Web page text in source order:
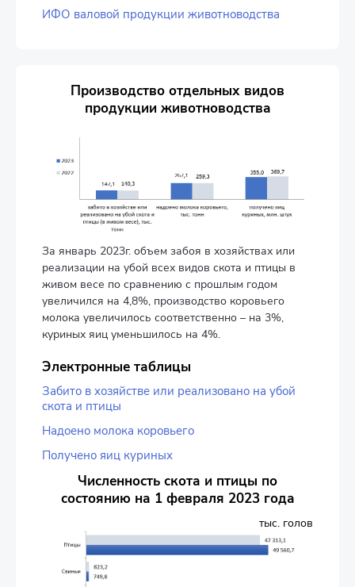
ИФО валовой продукции животноводства
Производство отдельных видов
продукции животноводства
За январь 2023г. объем забоя в хозяйствах или
реализации на убой всех видов скота и птицы в
живом весе по сравнению с прошлым годом
увеличился на 4,8%, производство коровьего
молока увеличилось соответственно – на 3%,
куриных яиц уменьшилось на 4%.
Электронные таблицы
Забито в хозяйстве или реализовано на убой
скота и птицы
Надоено молока коровьего
Получено яиц куриных
Численность скота и птицы по
состоянию на 1 февраля 2023 года
тыс. голов